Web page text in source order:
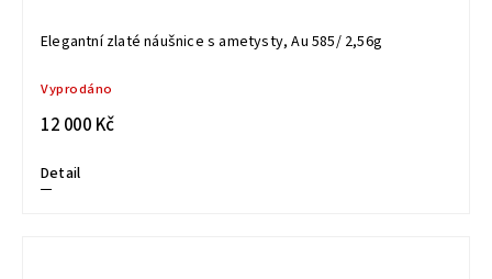
Elegantní zlaté náušnice s ametysty, Au 585/ 2,56g
Vyprodáno
12 000 Kč
Detail